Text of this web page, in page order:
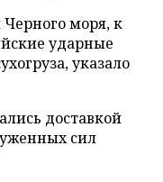
Черного моря, к
ударные
указало
доставкой
сил